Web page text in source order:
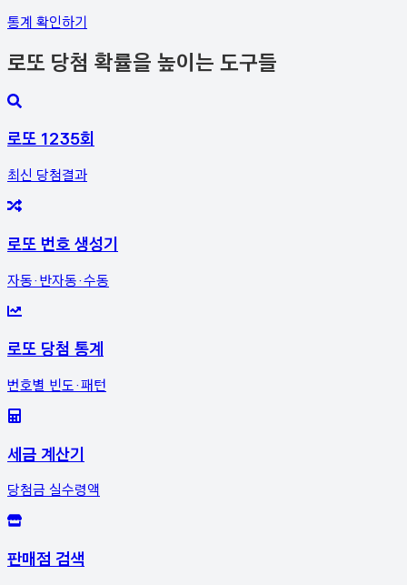
통계 확인하기
로또 당첨 확률을 높이는 도구들
로또 1235회
최신 당첨결과
로또 번호 생성기
자동·반자동·수동
로또 당첨 통계
번호별 빈도·패턴
세금 계산기
당첨금 실수령액
판매점 검색